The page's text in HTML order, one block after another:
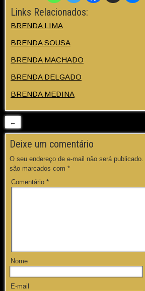
Links Relacionados:
BRENDA LIMA
BRENDA SOUSA
BRENDA MACHADO
BRENDA DELGADO
BRENDA MEDINA
←
Deixe um comentário
O seu endereço de e-mail não será publicado.
são marcados com *
Comentário *
Nome
E-mail